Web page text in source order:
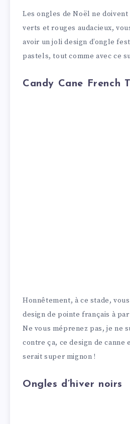
Les ongles de Noël ne
verts et rouges audacieux,
avoir un joli design d’ongle
pastels, tout comme avec ce
Candy Cane French
Honnêtement, à ce stade,
design de pointe français à
Ne vous méprenez pas, je ne
contre ça, ce design de canne
serait super mignon !
Ongles d’hiver noirs